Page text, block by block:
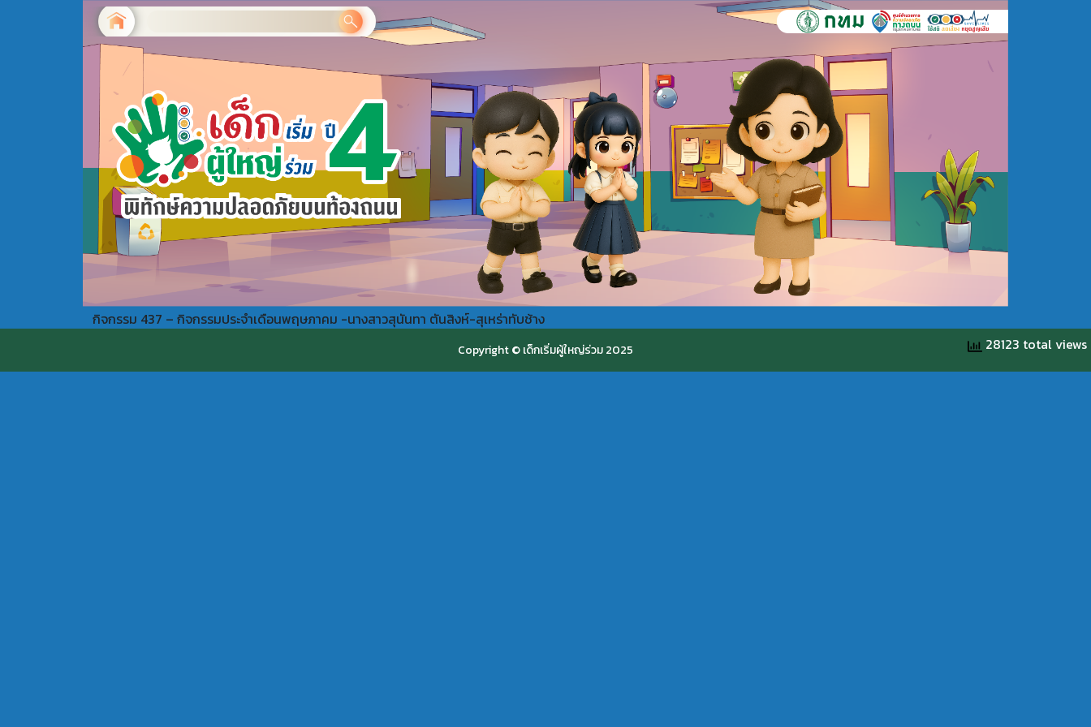
กิจกรรม 437 – กิจกรรมประจำเดือนพฤษภาคม -นางสาวสุนันทา ตันสิงห์-สุเหร่าทับช้าง
Copyright © เด็กเริ่มผู้ใหญ่ร่วม 2025 28123 total views